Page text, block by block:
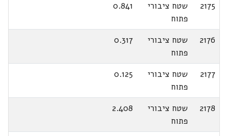
2175
שטח ציבורי
פתוח
0.841
2176
שטח ציבורי
פתוח
0.317
2177
שטח ציבורי
פתוח
0.125
2178
שטח ציבורי
פתוח
2.408